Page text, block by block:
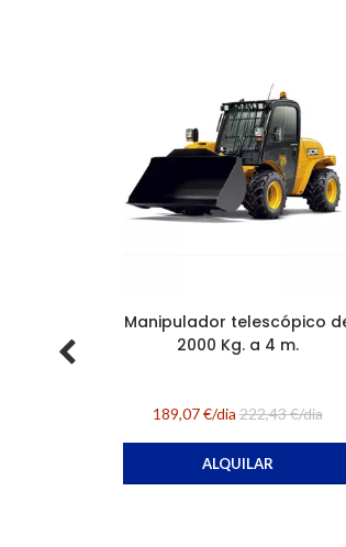
Manipulador telescópico
2000 Kg. a 4 m.
189,07 €/dia222,43 €/dia
ALQUILAR